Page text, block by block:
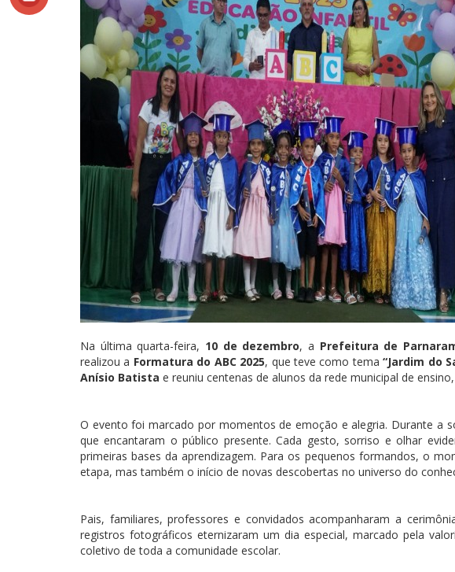
Na última quarta-feira, 10 de dezembro, a Prefeitura de
realizou a Formatura do ABC 2025, que teve como tema“Jardim do
Anísio Batista e reuniu centenas de alunos da rede municipal de
O evento foi marcado por momentos de emoção e alegria. Durante a
que encantaram o público presente. Cada gesto, sorriso e olhar
primeiras bases da aprendizagem. Para os pequenos formandos, o
etapa, mas também o início de novas descobertas no universo do
Pais, familiares, professores e convidados acompanharam a
registros fotográficos eternizaram um dia especial, marcado pela
coletivo de toda a comunidade escolar.